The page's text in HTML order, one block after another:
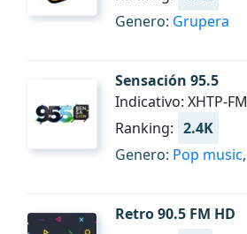
Genero: Grupera
Sensación 95.5
Indicativo: XHTP-FM
Ranking: 2.4K
Genero: Pop music,
Retro 90.5 FM HD